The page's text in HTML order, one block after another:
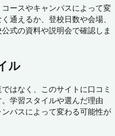
ースやキャンパスによって変
通えるか、登校日数や会場、
式の資料や説明会で確認しま
ル
はなく、このサイトに口コミ
学習スタイルや選んだ理由
パスによって変わる可能性が